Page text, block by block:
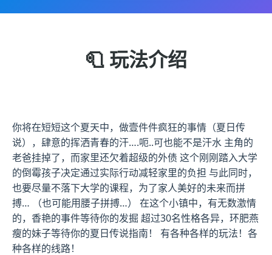
🧻 玩法介绍
你将在短短这个夏天中，做壹件件疯狂的事情（夏日传
说），肆意的挥洒青春的汗….呃..可也能不是汗水 主角的
老爸挂掉了，而家里还欠着超级的外债 这个刚刚踏入大学
的倒霉孩子决定通过实际行动减轻家里的负担 与此同时，
也要尽量不落下大学的课程，为了家人美好的未来而拼
搏… （也可能用腰子拼搏…） 在这个小镇中，有无数激情
的，香艳的事件等待你的发掘 超过30名性格各异，环肥燕
瘦的妹子等待你的夏日传说指南！ 有各种各样的玩法！各
种各样的线路！